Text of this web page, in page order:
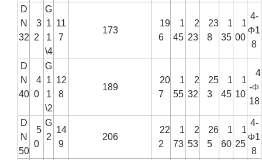
D
N
32
3
2
G
1
1
\4
11
7
173
19
6
1
45
2
23
23
8
1
35
1
00
4-
Φ1
8
D
N
40
4
0
G
1
1
\2
12
8
189
20
7
1
55
2
32
25
3
1
45
1
10
4
-Φ
18
D
N
50
5
0
G
2
14
9
206
22
2
1
73
2
53
26
5
1
60
1
25
4-
Φ1
8